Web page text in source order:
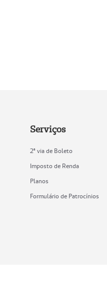
Serviços
2ª via de Boleto
Imposto de Renda
Planos
Formulário de Patrocínios